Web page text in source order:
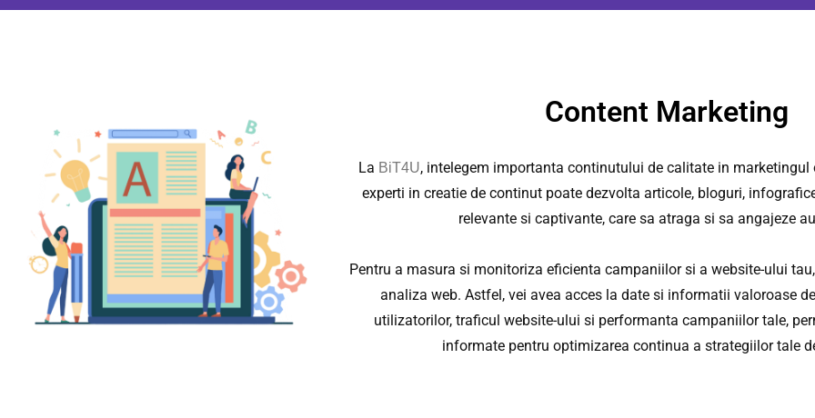
Content Marketing
La BiT4U, intelegem importanta continutului de calitate in marketingul
experti in creatie de continut poate dezvolta articole, bloguri,
relevante si captivante, care sa atraga si sa angajeze
Pentru a masura si monitoriza eficienta campaniilor si a website-ului
analiza web. Astfel, vei avea acces la date si informatii valoroase
utilizatorilor, traficul website-ului si performanta campaniilor tale,
informate pentru optimizarea continua a strategiilor tale